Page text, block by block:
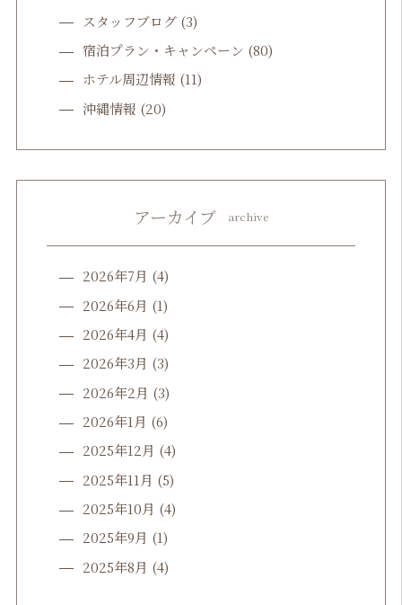
スタッフブログ(3)
宿泊プラン・キャンペーン (80)
ホテル周辺情報 (11)
沖縄情報 (20)
アーカイブ archive
2026年7月 (4)
2026年6月 (1)
2026年4月 (4)
2026年3月 (3)
2026年2月 (3)
2026年1月 (6)
2025年12月 (4)
2025年11月 (5)
2025年10月 (4)
2025年9月 (1)
2025年8月 (4)